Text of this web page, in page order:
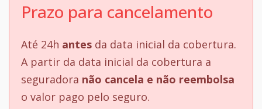
Prazo para cancelamento
Até 24h antes da data inicial da cobertura.
A partir da data inicial da cobertura a
seguradora não cancela e não reembolsa
o valor pago pelo seguro.